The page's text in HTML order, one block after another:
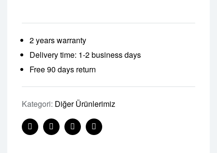
2 years warranty
Delivery time: 1-2 business days
Free 90 days return
Kategori: Diğer Ürünlerimiz
FacebookTwitterLinkedinPinterest